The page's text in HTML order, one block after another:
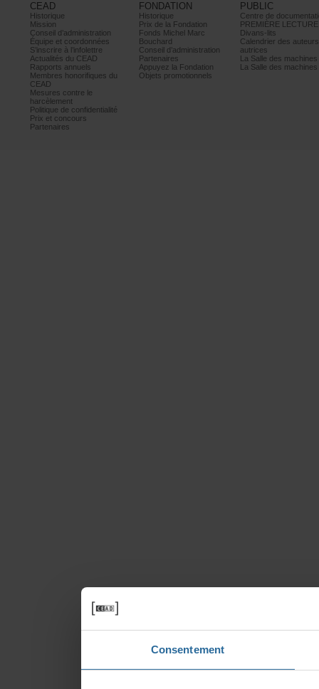
Consentement
CEAD
Historique
Mission
Conseild’administration
Équipeetcoordonnées
S’inscrireàl’infolettre
ActualitésduCEAD
Rapportsannuels
Membreshonorifiquesdu
CEAD
Mesurescontrele
harcèlement
Politiquedeconfidentialité
Prixetconcours
Partenaires
FONDATION
Historique
PrixdelaFondation
FondsMichelMarc
Bouchard
Conseild’administration
Partenaires
AppuyezlaFondation
Objetspromotionnels
PUBLIC
PREMIÈRELECTURE
Divans-lits
autrices